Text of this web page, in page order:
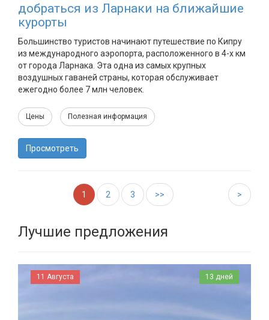
добраться из Ларнаки на ближайшие
курорты
Большинство туристов начинают путешествие по Кипру
из международного аэропорта, расположенного в 4-х км
от города Ларнака. Эта одна из самых крупных
воздушных гаваней страны, которая обслуживает
ежегодно более 7 млн человек.
Цены Полезная информация
Просмотреть
1 2 3 >
>>
Лучшие предложения
11 Августа 13 дней